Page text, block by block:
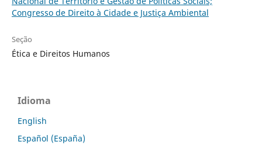
Congresso de Direito à Cidade e Justiça Ambiental
Seção
Ética e Direitos Humanos
Idioma
English
Español (España)